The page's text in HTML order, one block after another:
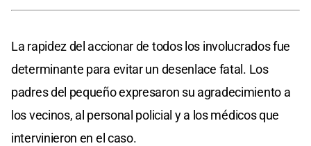
La rapidez del accionar de todos los involucrados fue
determinante para evitar un desenlace fatal. Los
padres del pequeño expresaron su agradecimiento a
los vecinos, al personal policial y a los médicos que
intervinieron en el caso.